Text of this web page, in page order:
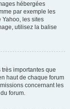
hébergées
par exemple les
les sites
utilisez la balise
importantes que
haut de chaque forum
concernant les
forum.